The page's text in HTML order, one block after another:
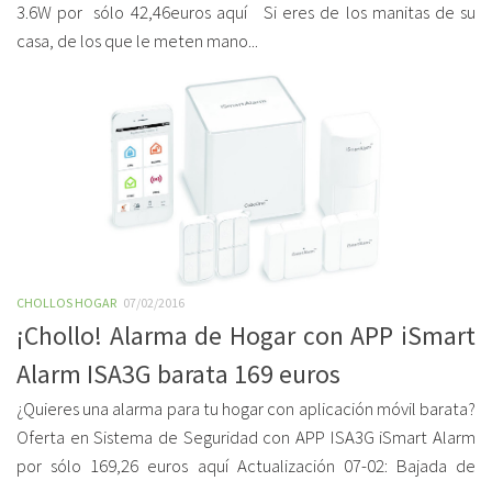
3.6W por sólo 42,46euros aquí Si eres de los manitas de su
casa, de los que le meten mano...
CHOLLOS HOGAR 07/02/2016
¡Chollo! Alarma de Hogar con APP iSmart
Alarm ISA3G barata 169 euros
¿Quieres una alarma para tu hogar con aplicación móvil barata?
Oferta en Sistema de Seguridad con APP ISA3G iSmart Alarm
por sólo 169,26 euros aquí Actualización 07-02: Bajada de